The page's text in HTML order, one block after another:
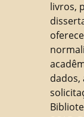
livros,
dados,